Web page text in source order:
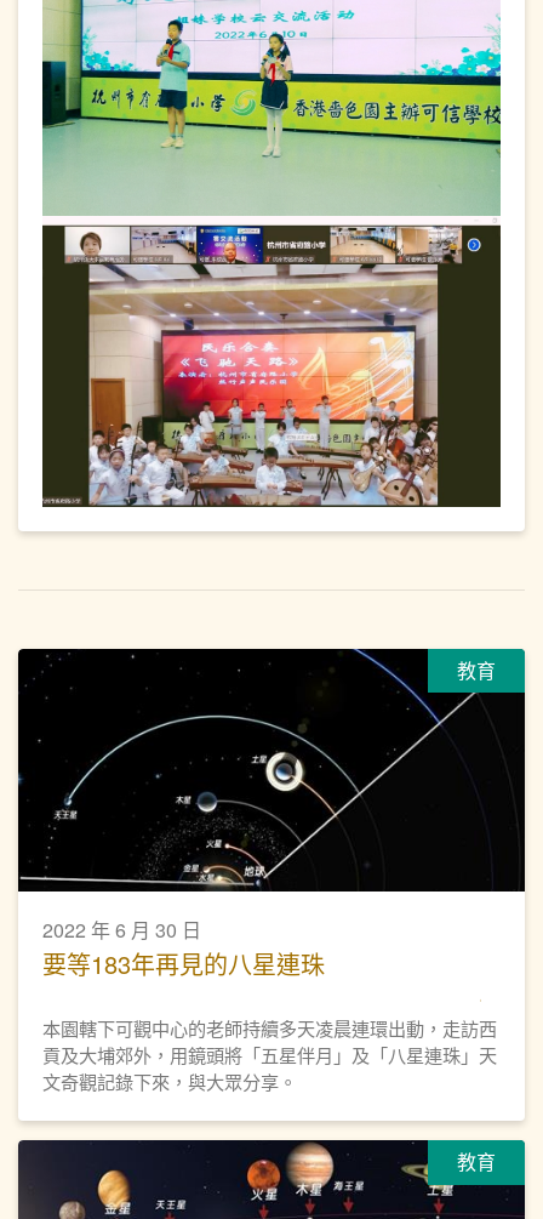
教育
2022 年 6 月 30 日
要等183年再見的八星連珠
本園轄下可觀中心的老師持續多天凌晨連環出動，走訪西
貢及大埔郊外，用鏡頭將「五星伴月」及「八星連珠」天
文奇觀記錄下來，與大眾分享。
教育